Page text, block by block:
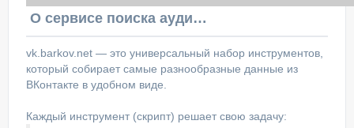
О сервисе поиска аудитории ВКонтакте
vk.barkov.net — это универсальный набор инструментов,
который собирает самые разнообразные данные из
ВКонтакте в удобном виде.
Каждый инструмент (скрипт) решает свою задачу: